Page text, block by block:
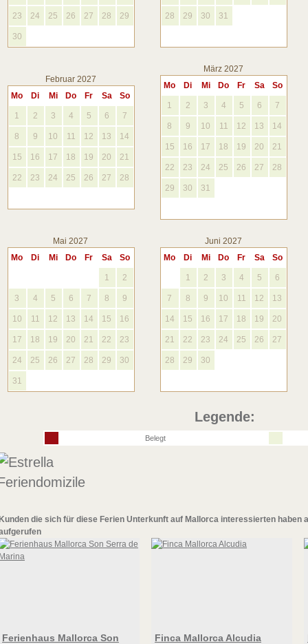
23 24 25 26 27 28 29
30
28 29 30 31
Februar 2027
Mo
Di Mi Do Fr Sa So
1 2 3 4 5 6 7
8 9 10 11 12 13 14
15 16 17 18 19 20 21
22 23 24 25 26 27 28
März 2027
Mo
Di Mi Do Fr Sa So
1 2 3 4 5 6 7
8 9 10 11 12 13 14
15 16 17 18 19 20 21
22 23 24 25 26 27 28
29 30 31
Mai 2027
Mo
Di Mi Do Fr Sa So
1 2
3 4 5 6 7 8 9
10 11 12 13 14 15 16
17 18 19 20 21 22 23
24 25 26 27 28 29 30
31
Juni 2027
Mo
Di Mi Do Fr Sa So
1 2 3 4 5 6
7 8 9 10 11 12 13
14 15 16 17 18 19 20
21 22 23 24 25 26 27
28 29 30
Legende:
Belegt
die sich für diese Ferien Unterkunft auf Mallorca interessierten haben
Ferienhaus Mallorca Son
Finca Mallorca Alcudia